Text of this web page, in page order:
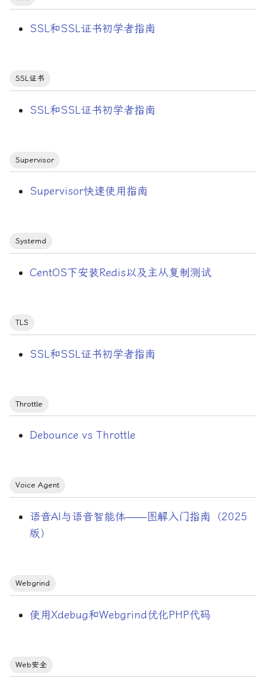
编程语言
编程语言/C
编程语言/Dart
编程语言/Javascript
编程语言/Lua
编程语言/Python
设计模式
语言码
调试工具/GDB
费曼技巧
配置管理
错误与异常处理
SSL和SSL证书初学者指南
SSL证书
SSL和SSL证书初学者指南
Supervisor
Supervisor快速使用指南
Systemd
CentOS下安装Redis以及主从复制测试
TLS
SSL和SSL证书初学者指南
Throttle
Debounce vs Throttle
Voice Agent
语音AI与语音智能体——图解入门指南（2025
版）
Webgrind
使用Xdebug和Webgrind优化PHP代码
Web安全